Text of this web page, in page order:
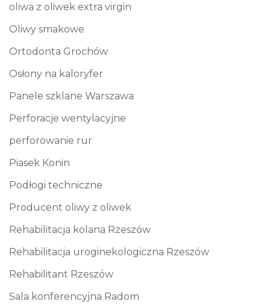
oliwa z oliwek extra virgin
Oliwy smakowe
Ortodonta Grochów
Osłony na kaloryfer
Panele szklane Warszawa
Perforacje wentylacyjne
perforowanie rur
Piasek Konin
Podłogi techniczne
Producent oliwy z oliwek
Rehabilitacja kolana Rzeszów
Rehabilitacja uroginekologiczna Rzeszów
Rehabilitant Rzeszów
Sala konferencyjna Radom